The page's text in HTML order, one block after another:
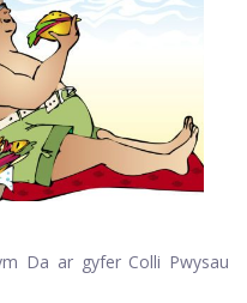
Da ar gyfer Colli Pwysau